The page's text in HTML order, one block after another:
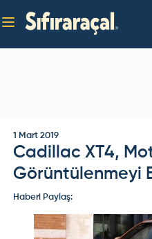
1 Mart 2019
Cadillac XT4,
Görüntülenmeyi
Haberi Paylaş: